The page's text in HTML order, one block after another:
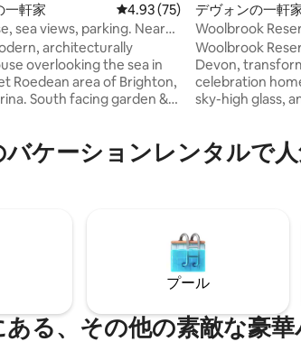
つ星の平均評価
一軒家 レビュー75件、5つ星中4.93つ
4.93 (75)
sea views, parking. Near
architecturally
overlooking the sea in
Roedean area of Brighton,
South facing garden &
Downs are directly
& restaurants at marina.
& previous reviews
デヴォンの一軒
Woolbrook
Parking
Woolbrook
Devon,
celebration
sky-high glass,
Garden
Path & Beach
beautiful, where
combine into
package.
ケーションレンタルで
プール
る、その他の素敵な豪